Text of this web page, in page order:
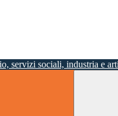
servizi sociali, industria e